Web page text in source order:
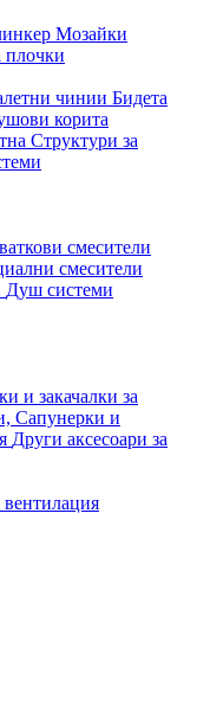
Мозайки
плочки
чинии Бидета
корита
Структури за
смесители
смесители
Душ системи
и закачалки за
Сапунерки и
Други аксесоари за
вентилация